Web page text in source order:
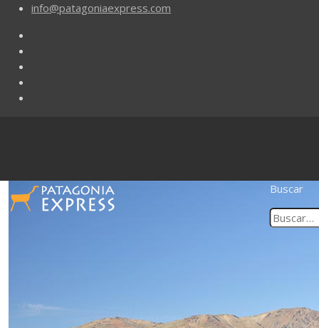
info@patagoniaexpress.com
Buscar